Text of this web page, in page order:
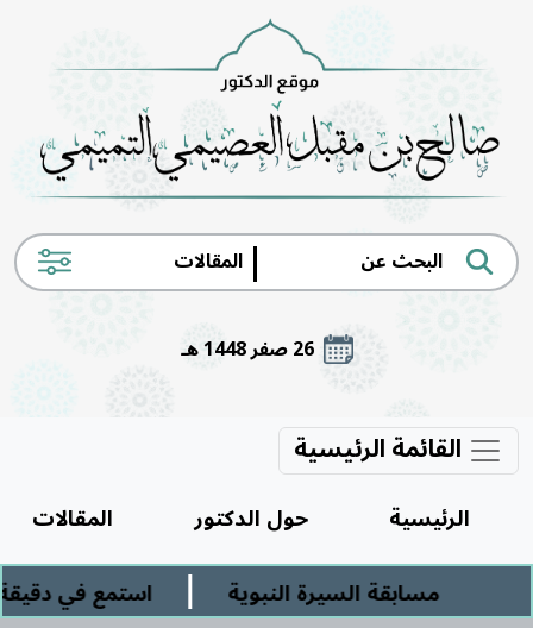
|
26 صفر 1448 هـ
القائمة الرئيسية
الرئيسية حول الدكتور
المقالات
مسابقة السيرة النبوية
| استمع في